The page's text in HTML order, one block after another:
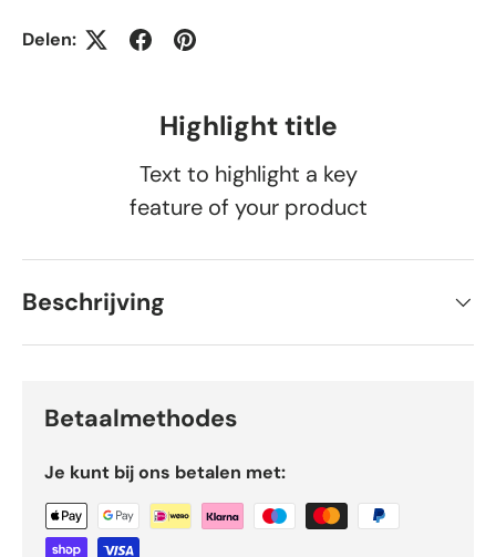
Delen:
Highlight title
Text to highlight a key
feature of your product
Beschrijving
Betaalmethodes
Je kunt bij ons betalen met: